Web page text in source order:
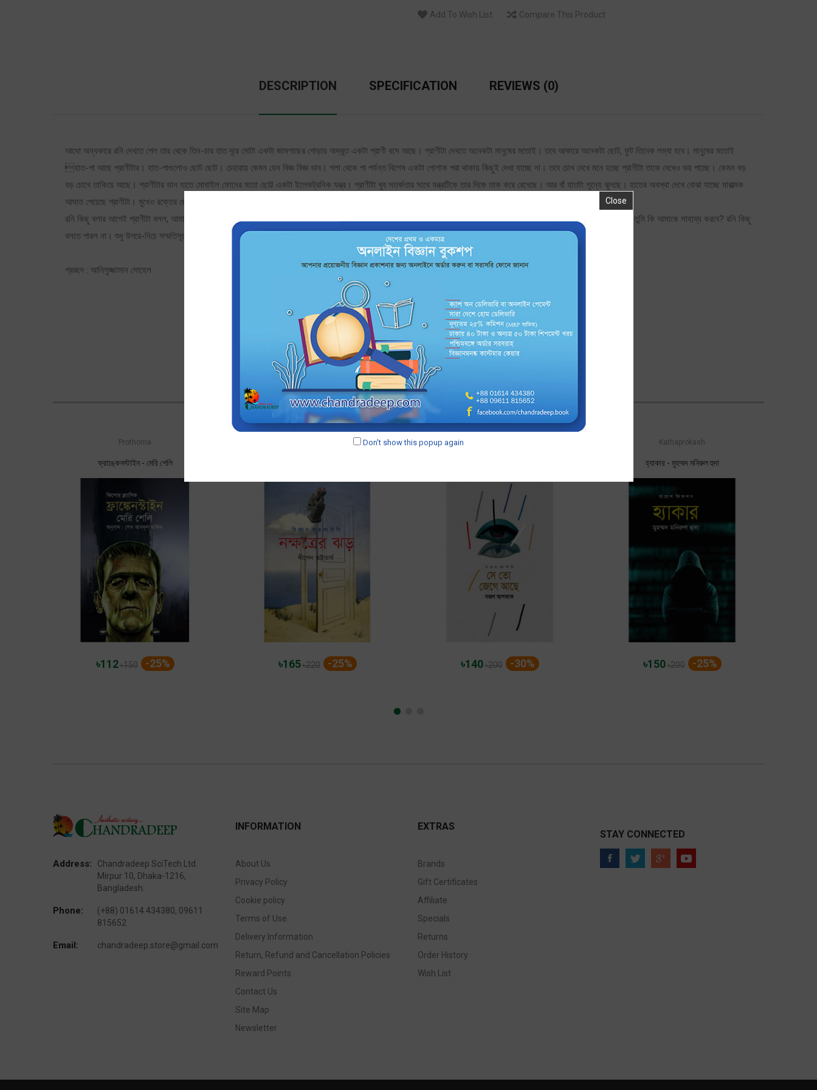
Add To Wish List Compare This Product
DESCRIPTION SPECIFICATION REVIEWS (0)
আধো অন্ধকারে রনি দেখতে পেল তার থেকে তিন-চার হাত দূরে মোটা একটা জামগাছের গোড়ায় অদ্ভুত একটা প্রাণী বসে আছে। প্রাণীটা দেখতে অনেকটা মানুষের মতোই। তবে আকারে অনেকটা ছোট, ফুট তিনেক লম্বা হবে। মানুষের মতোই
হাত-পা আছে প্রাণীটার। হাত-পাগুলোও ছোট ছোট। চেহারায় কেমন যেন বিজ্ঞ বিজ্ঞ ভাব। গলা থেকে পা পর্যন্ত বিশেষ একটা পোশাক পরা থাকায় কিছুই দেখা যাচ্ছে না। তবে চোখ দেখে মনে হচ্ছে প্রাণীটা তাকে দেখেও ভয় পাচ্ছে। কেমন বড়
বড় চোখে তাকিয়ে আছে। প্রাণীটার ডান হাতে মোবাইল ফোনের মতো ছোট্ট একটা ইলেকট্রনিক যন্ত্র। প্রাণীটা খুব সতর্কতার সাথে যন্ত্রটিকে তার দিকে তাক করে রেখেছে। আর বাঁ হাতটা শূন্যে ঝুলছে। হাতের অবস্থা দেখে বোঝা যাচ্ছে মারাত্মক
আঘাত পেয়েছে প্রাণীটা। মুখেও রক্তের ছোপ। কিছুক্ষণ আগে যে মুখ দিয়ে রক্তক্ষরণ হয়েছে মুখের জমাট বাঁধা রক্ত যেন তারই প্রমাণ।
রনি কিছু বলার আগেই প্রাণীটা বলল, আমার নাম নিকি। দুর্ঘটনাবশত আমি হিমিচুন গ্রহ থেকে পৃথিবীতে এসে পড়েছি। গিগোরা আমাকে হত্যা করতে চেষ্টা করছে। একমাত্র তুমিই পারবে আমাকে বাঁচাতে। তুমি কি আমাকে সাহায্য করবে? রনি কিছু
বলতে পারল না। শুধু উপরে-নিচে সম্মতিসূচক মাথা দোলাল। শেষ পর্যন্ত কি রনি আর তার বন্ধুরা পেরেছিল ভয়ঙ্কর প্রাণী গিগোদের হাত থেকে নিকিকে রক্ষা করতে?
প্রচ্ছদ : আনিসুজ্জামান সোহেল
RELATED PRODUCTS
Prothoma
ফ্রাঙ্কেনস্টাইন - মেরি শেলি
৳112 ৳150 -25% ৳165 ৳220 -25% ৳140 ৳200 -30%
Kathaprokash
হ্যাকার - মুহম্মদ মনিরুল হুদা
৳150 ৳200 -25%
Address:
Chandradeep SciTech Ltd.
Mirpur 10, Dhaka-1216,
Bangladesh.
Phone:
(+88) 01614 434380, 09611
815652
Email: chandradeep.store@gmail.com
INFORMATION
About Us
Privacy Policy
Cookie policy
Terms of Use
Delivery Information
Return, Refund and Cancellation Policies
Reward Points
Contact Us
Site Map
Newsletter
EXTRAS
Brands
Gift Certificates
Affiliate
Specials
Returns
Order History
Wish List
STAY CONNECTED
Close
Don't show this popup again